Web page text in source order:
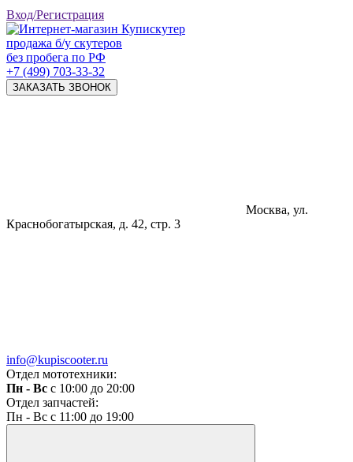
Вход/Регистрация
продажа б/у скутеров
без пробега по РФ
+7 (499) 703-33-32
ЗАКАЗАТЬ ЗВОНОК
Москва, ул.
Краснобогатырская, д. 42, стр. 3
info@kupiscooter.ru
Отдел мототехники:
Пн - Вс с 10:00 до 20:00
Отдел запчастей:
Пн - Вс с 11:00 до 19:00